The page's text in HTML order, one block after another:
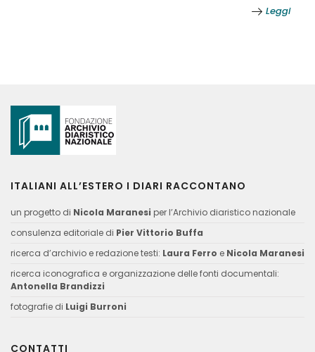
Leggi
ITALIANI ALL’ESTERO I DIARI RACCONTANO
un progetto di Nicola Maranesi per l’Archivio diaristico nazionale
consulenza editoriale di Pier Vittorio Buffa
ricerca d’archivio e redazione testi: Laura Ferro e Nicola Maranesi
ricerca iconografica e organizzazione delle fonti documentali:
Antonella Brandizzi
fotografie di Luigi Burroni
CONTATTI